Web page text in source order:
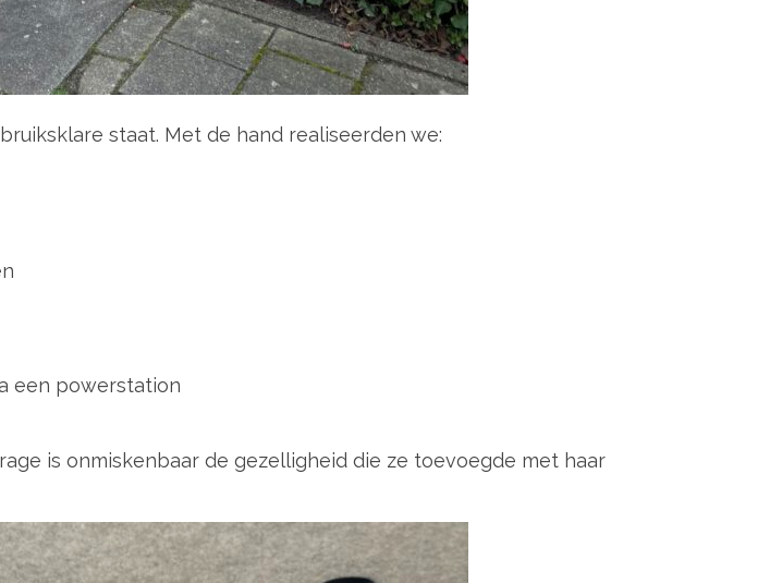
staat. Met de hand realiseerden we:
een powerstation
is onmiskenbaar de gezelligheid die ze toevoegde met haar